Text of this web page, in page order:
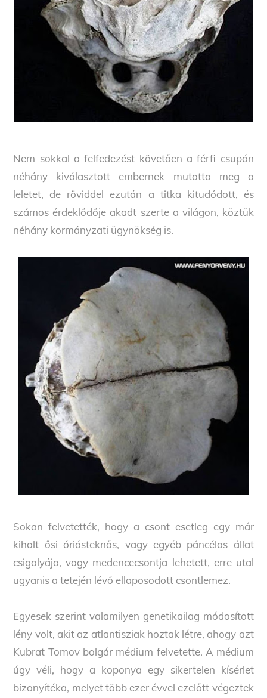
Nem sokkal a felfedezést követően a férfi csupán
néhány kiválasztott embernek mutatta meg a
leletet, de röviddel ezután a titka kitudódott, és
számos érdeklődője akadt szerte a világon, köztük
néhány kormányzati ügynökség is.
Sokan felvetették, hogy a csont esetleg egy már
kihalt ősi óriásteknős, vagy egyéb páncélos állat
csigolyája, vagy medencecsontja lehetett, erre utal
ugyanis a tetején lévő ellaposodott csontlemez.
Egyesek szerint valamilyen genetikailag módosított
lény volt, akit az atlantisziak hoztak létre, ahogy azt
Kubrat Tomov bolgár médium felvetette. A médium
úgy véli, hogy a koponya egy sikertelen kísérlet
bizonyítéka, melyet több ezer évvel ezelőtt végeztek